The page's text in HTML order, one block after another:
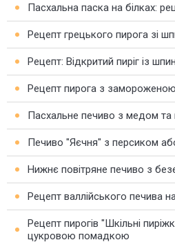
Пасхальна паска на білках:
Рецепт грецького пирога зі
Рецепт: Відкритий пиріг із
Рецепт пирога з
Пасхальне печиво з медом
Печиво "Яєчня" з персиком
Нижнє повітряне печиво з
Рецепт валлійського печива
Рецепт пирогів "Шкільні
цукровою помадкою